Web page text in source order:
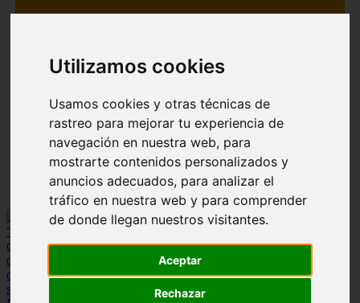
Utilizamos cookies
Usamos cookies y otras técnicas de
rastreo para mejorar tu experiencia de
navegación en nuestra web, para
mostrarte contenidos personalizados y
anuncios adecuados, para analizar el
tráfico en nuestra web y para comprender
de donde llegan nuestros visitantes.
Aceptar
Rechazar
defendible